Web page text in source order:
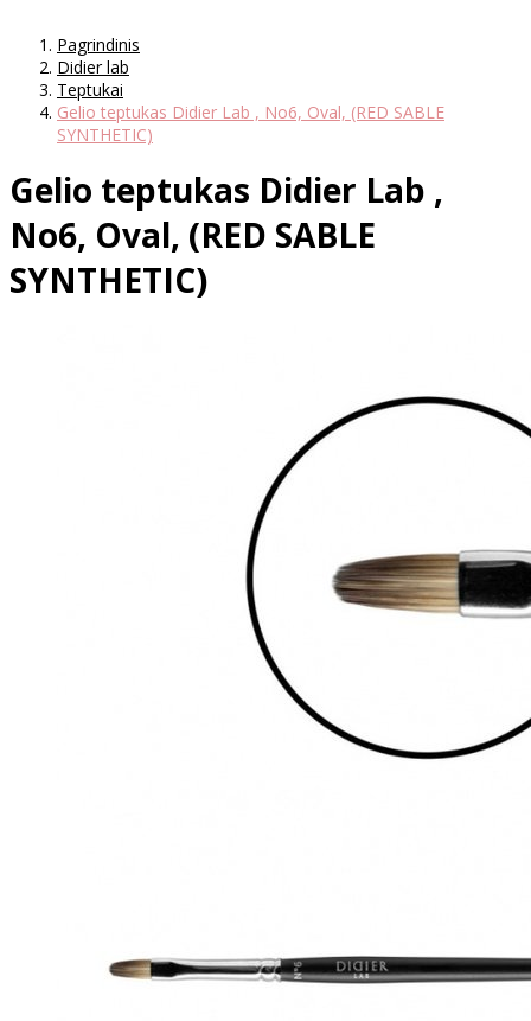
Pagrindinis
Didier lab
Teptukai
Gelio teptukas Didier Lab , No6, Oval, (RED SABLE
SYNTHETIC)
Gelio teptukas Didier Lab ,
No6, Oval, (RED SABLE
SYNTHETIC)